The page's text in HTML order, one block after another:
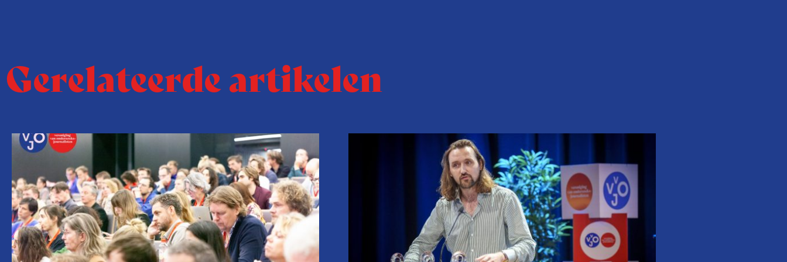
Gerelateerde artikelen